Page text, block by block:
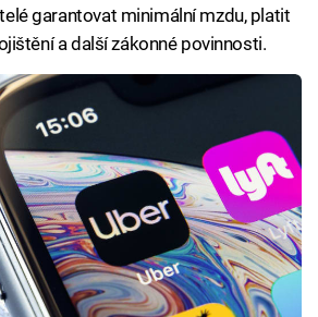
garantovat minimální mzdu, platit
a další zákonné povinnosti.